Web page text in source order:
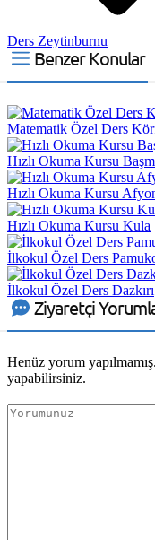
Ders Zeytinburnu
Benzer Konular
Matematik Özel Ders
Hızlı Okuma Kursu
Hızlı Okuma Kursu
Hızlı Okuma Kursu Kula
İlkokul Özel Ders
İlkokul Özel Ders Dazkırı
Ziyaretçi
Henüz yorum
yapabilirsiniz.